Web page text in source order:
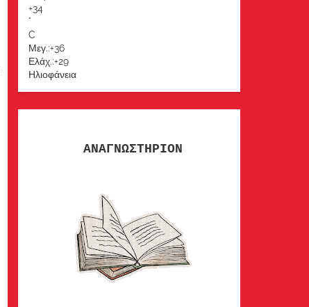
+34
°
C
Μεγ.:+36
Ελάχ.:+29
Ηλιοφάνεια
ΑΝΑΓΝΩΣΤΗΡΙΟΝ